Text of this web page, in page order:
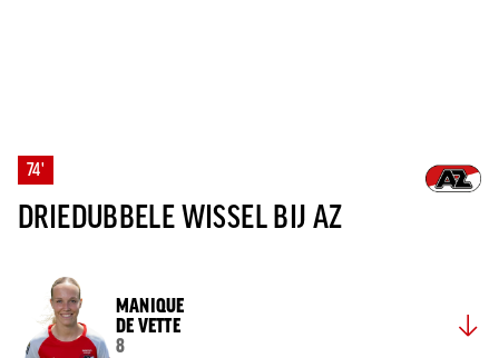
74'
DRIEDUBBELE WISSEL BIJ AZ
MANIQUE
DE VETTE
8